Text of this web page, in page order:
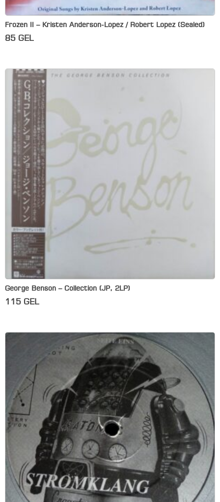
Frozen II – Kristen Anderson-Lopez / Robert Lopez (Sealed)
85 GEL
George Benson – Collection (JP, 2LP)
115 GEL